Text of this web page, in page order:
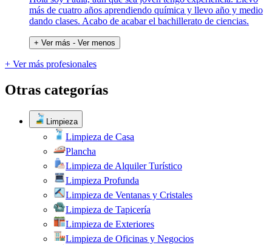
más de cuatro años aprendiendo química y llevo año y medio
dando clases. Acabo de acabar el bachillerato de ciencias.
+ Ver más - Ver menos
+ Ver más profesionales
Otras categorías
Limpieza
Limpieza de Casa
Plancha
Limpieza de Alquiler Turístico
Limpieza Profunda
Limpieza de Ventanas y Cristales
Limpieza de Tapicería
Limpieza de Exteriores
Limpieza de Oficinas y Negocios